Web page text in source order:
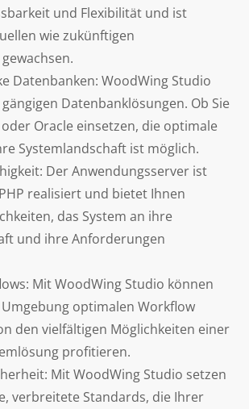
und Flexibilität und ist
wie zukünftigen
Datenbanken: WoodWing Studio
Datenbanklösungen. Ob Sie
oder Oracle einsetzen, die optimale
Systemlandschaft ist möglich.
Der Anwendungsserver ist
realisiert und bietet Ihnen
das System an ihre
und ihre Anforderungen
Mit WoodWing Studio können
optimalen Workflow
den vielfältigen Möglichkeiten einer
profitieren.
Mit WoodWing Studio setzen
verbreitete Standards, die Ihrer